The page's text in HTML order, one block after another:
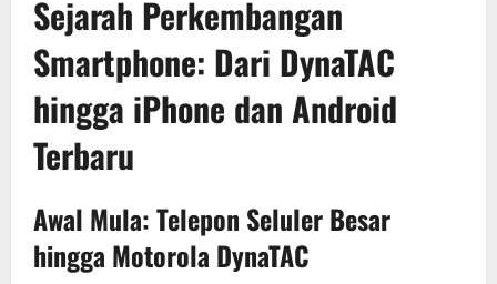
Sejarah Perkembangan
Smartphone: Dari DynaTAC
hingga iPhone dan Android
Terbaru
Awal Mula: Telepon Seluler Besar
hingga Motorola DynaTAC